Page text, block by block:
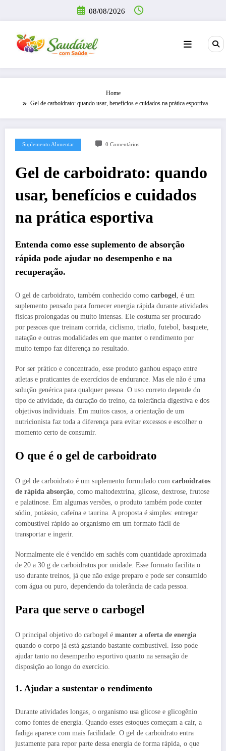
o
conteúdo
08/08/2026
Home
Gel de carboidrato: quando usar, benefícios e cuidados na prática esportiva
Suplemento Alimentar 0 Comentários
Gel de carboidrato: quando
usar, benefícios e cuidados
na prática esportiva
Entenda como esse suplemento de absorção
rápida pode ajudar no desempenho e na
recuperação.
O gel de carboidrato, também conhecido como carbogel, é um
suplemento pensado para fornecer energia rápida durante atividades
físicas prolongadas ou muito intensas. Ele costuma ser procurado
por pessoas que treinam corrida, ciclismo, triatlo, futebol, basquete,
natação e outras modalidades em que manter o rendimento por
muito tempo faz diferença no resultado.
Por ser prático e concentrado, esse produto ganhou espaço entre
atletas e praticantes de exercícios de endurance. Mas ele não é uma
solução genérica para qualquer pessoa. O uso correto depende do
tipo de atividade, da duração do treino, da tolerância digestiva e dos
objetivos individuais. Em muitos casos, a orientação de um
nutricionista faz toda a diferença para evitar excessos e escolher o
momento certo de consumir.
O que é o gel de carboidrato
O gel de carboidrato é um suplemento formulado com carboidratos
de rápida absorção , como maltodextrina, glicose, dextrose, frutose
e palatinose. Em algumas versões, o produto também pode conter
sódio, potássio, cafeína e taurina. A proposta é simples: entregar
combustível rápido ao organismo em um formato fácil de
transportar e ingerir.
Normalmente ele é vendido em sachês com quantidade aproximada
de 20 a 30 g de carboidratos por unidade. Esse formato facilita o
uso durante treinos, já que não exige preparo e pode ser consumido
com água ou puro, dependendo da tolerância de cada pessoa.
Para que serve o carbogel
O principal objetivo do carbogel é manter a oferta de energia
quando o corpo já está gastando bastante combustível. Isso pode
ajudar tanto no desempenho esportivo quanto na sensação de
disposição ao longo do exercício.
1. Ajudar a sustentar o rendimento
Durante atividades longas, o organismo usa glicose e glicogênio
como fontes de energia. Quando esses estoques começam a cair, a
fadiga aparece com mais facilidade. O gel de carboidrato entra
justamente para repor parte dessa energia de forma rápida, o que